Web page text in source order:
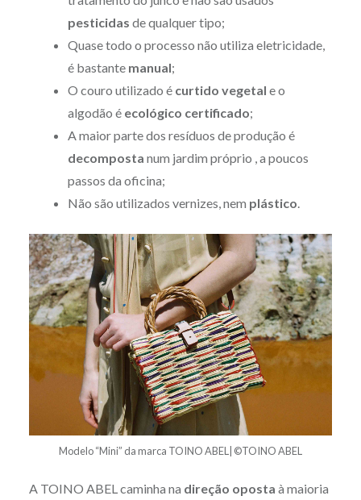
pesticidas de qualquer tipo;
Quase todo o processo não utiliza eletricidade,
é bastante manual;
O couro utilizado é curtido vegetal e o
algodão é ecológico certificado;
A maior parte dos resíduos de produção é
decomposta num jardim próprio , a poucos
passos da oficina;
Não são utilizados vernizes, nem plástico
Modelo “Mini” da marca TOINO ABEL| ©TOINO ABEL
A TOINO ABEL caminha na direção oposta à maioria